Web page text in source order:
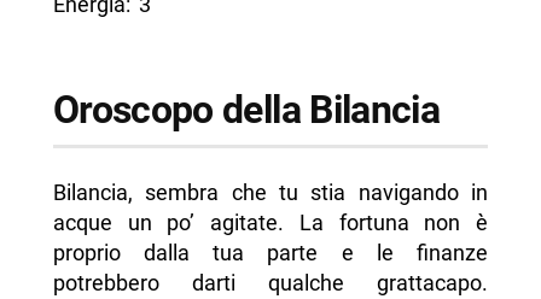
Oroscopo della Bilancia
Bilancia, sembra che tu stia navigando in
acque un po’ agitate. La fortuna non è
proprio dalla tua parte e le finanze
potrebbero darti qualche grattacapo.